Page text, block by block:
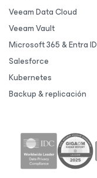
Veeam Data Cloud
Veeam Vault
Microsoft 365 & Entra ID
Salesforce
Kubernetes
Backup & replicación